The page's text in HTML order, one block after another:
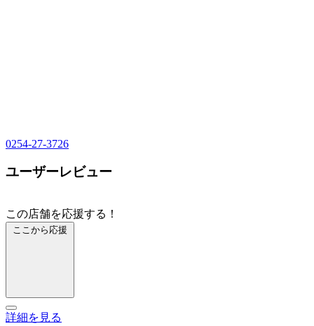
0254-27-3726
ユーザーレビュー
この店舗を応援する！
ここから応援
詳細を見る